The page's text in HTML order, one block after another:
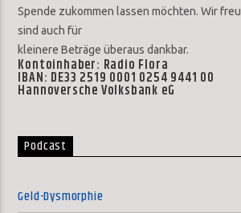
Spende zukommen lassen möchten. Wir
sind auch für
kleinere Beträge überaus dankbar.
Kontoinhaber: Radio Flora
IBAN: DE33 2519 0001 0254 9441 00
Hannoversche Volksbank eG
Podcast
Geld-Dysmorphie